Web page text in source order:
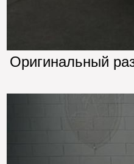
Оригинальный